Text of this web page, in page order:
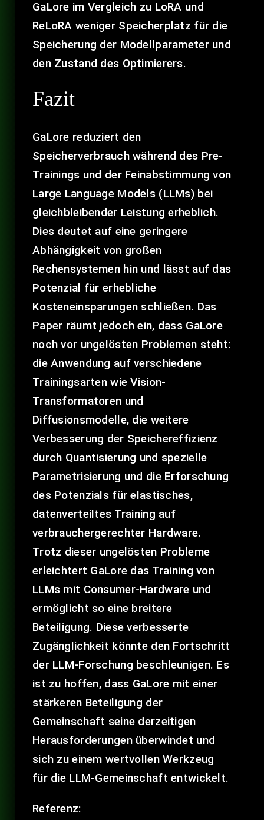
GaLore im Vergleich zu LoRA und
ReLoRA weniger Speicherplatz für die
Speicherung der Modellparameter und
den Zustand des Optimierers.
Fazit
GaLore reduziert den
Speicherverbrauch während des Pre-
Trainings und der Feinabstimmung von
Large Language Models (LLMs) bei
gleichbleibender Leistung erheblich.
Dies deutet auf eine geringere
Abhängigkeit von großen
Rechensystemen hin und lässt auf das
Potenzial für erhebliche
Kosteneinsparungen schließen. Das
Paper räumt jedoch ein, dass GaLore
noch vor ungelösten Problemen steht:
die Anwendung auf verschiedene
Trainingsarten wie Vision-
Transformatoren und
Diffusionsmodelle, die weitere
Verbesserung der Speichereffizienz
durch Quantisierung und spezielle
Parametrisierung und die Erforschung
des Potenzials für elastisches,
datenverteiltes Training auf
verbrauchergerechter Hardware.
Trotz dieser ungelösten Probleme
erleichtert GaLore das Training von
LLMs mit Consumer-Hardware und
ermöglicht so eine breitere
Beteiligung. Diese verbesserte
Zugänglichkeit könnte den Fortschritt
der LLM-Forschung beschleunigen. Es
ist zu hoffen, dass GaLore mit einer
stärkeren Beteiligung der
Gemeinschaft seine derzeitigen
Herausforderungen überwindet und
sich zu einem wertvollen Werkzeug
für die LLM-Gemeinschaft entwickelt.
Referenz: